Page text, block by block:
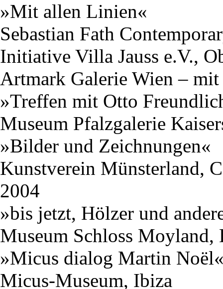
»Mit allen Linien«
Sebastian Fath
Initiative Villa Jauss e.V.,
Artmark Galerie Wien –
»Treffen mit Otto
Museum Pfalzgalerie
»Bilder und Zeichnungen«
Kunstverein Münsterland,
2004
»bis jetzt, Hölzer und
Museum Schloss
»Micus dialog Martin
Micus-Museum, Ibiza